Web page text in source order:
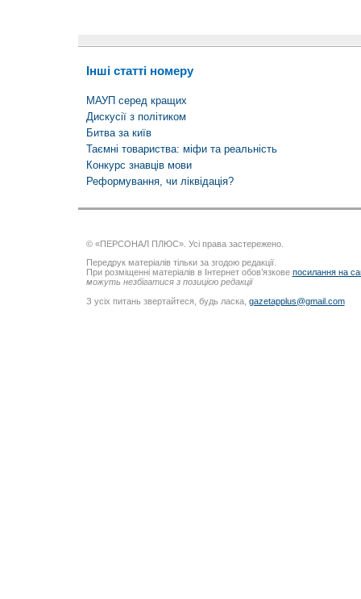
Інші статті номеру
МАУП серед кращих
Дискусії з політиком
Битва за київ
Таємні товариства: міфи та реальність
Конкурс знавців мови
Реформування, чи ліквідація?
© «ПЕРСОНАЛ ПЛЮС». Усі права застережено.
Передрук матеріалів тільки за згодою редакції.
При розміщенні матеріалів в Інтернет обов’язкове посилання на
можуть незбігатися з позицією редакції
З усіх питань звертайтеся, будь ласка, gazetapplus@gmail.com